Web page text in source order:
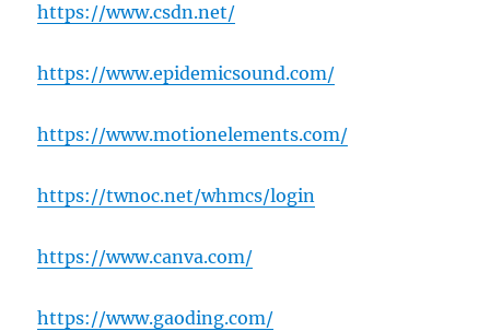
https://www.csdn.net/
https://www.epidemicsound.com/
https://www.motionelements.com/
https://twnoc.net/whmcs/login
https://www.canva.com/
https://www.gaoding.com/